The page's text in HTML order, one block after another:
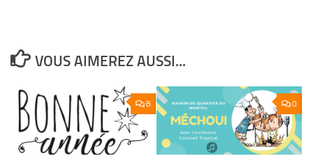
VOUS AIMEREZ AUSSI...
8 0